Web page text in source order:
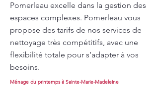
Pomerleau excelle dans la gestion des
espaces complexes. Pomerleau vous
propose des tarifs de nos services de
nettoyage très compétitifs, avec une
flexibilité totale pour s’adapter à vos
besoins.
Ménage du printemps à Sainte-Marie-Madeleine